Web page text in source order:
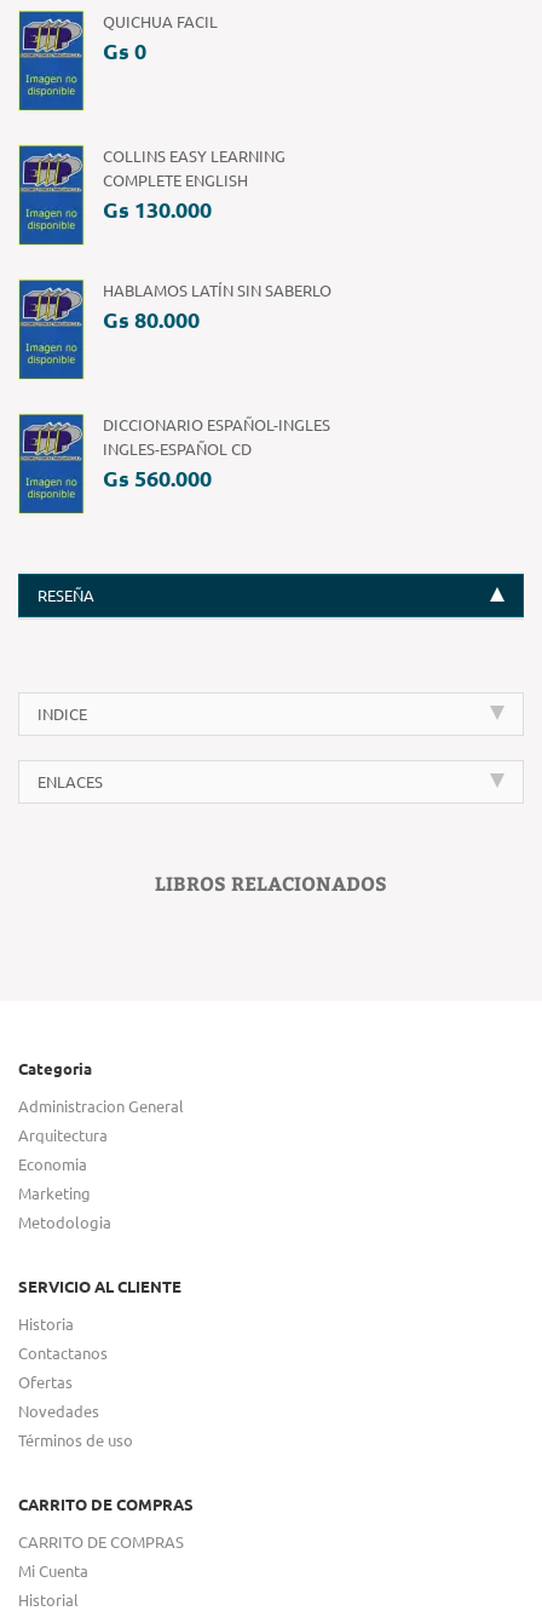
QUICHUA FACIL
Gs 0
COLLINS EASY LEARNING
COMPLETE ENGLISH
Gs 130.000
HABLAMOS LATÍN SIN SABERLO
Gs 80.000
DICCIONARIO ESPAÑOL-INGLES
INGLES-ESPAÑOL CD
Gs 560.000
RESEÑA
INDICE
ENLACES
LIBROS RELACIONADOS
Categoria
Administracion General
Arquitectura
Economia
Marketing
Metodologia
SERVICIO AL CLIENTE
Historia
Contactanos
Ofertas
Novedades
Términos de uso
CARRITO DE COMPRAS
CARRITO DE COMPRAS
Mi Cuenta
Historial